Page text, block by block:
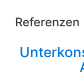
Referenzen